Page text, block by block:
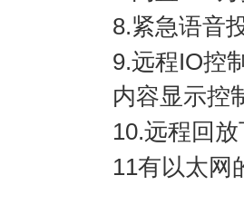
8.紧急语音
9.远程IO控
内容显示控
10.远程回
11有以太网